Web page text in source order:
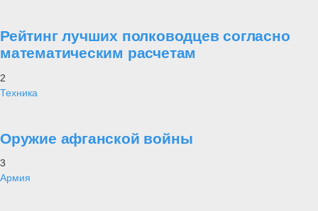
Рейтинг лучших полководцев согласно
математическим расчетам
2
Техника
Оружие афганской войны
3
Армия